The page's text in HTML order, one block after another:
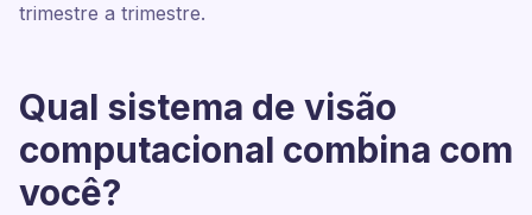
trimestre a trimestre.
Qual sistema de visão
computacional combina com
você?